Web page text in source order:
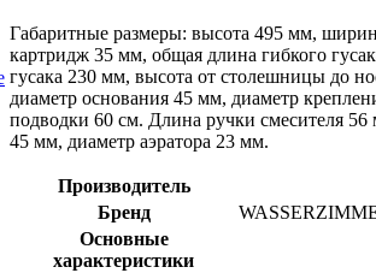
Габаритные размеры: высота 495 мм,
картридж 35 мм, общая длина гибкого
гусака 230 мм, высота от столешницы до
диаметр основания 45 мм, диаметр
подводки 60 см. Длина ручки смесителя 56
45 мм, диаметр аэратора 23 мм.
Производитель
Бренд
Основные
характеристики